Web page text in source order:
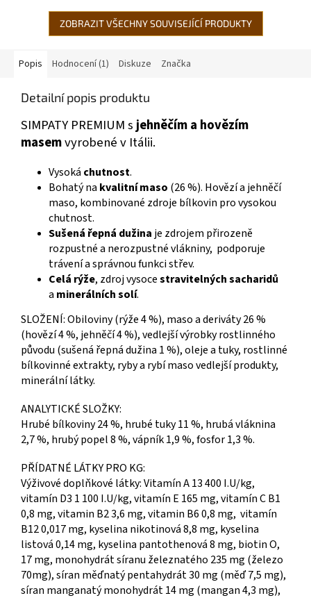
ZOBRAZIT VŠECHNY SOUVISEJÍCÍ PRODUKTY
Popis Hodnocení (1) Diskuze Značka
Detailní popis produktu
SIMPATY PREMIUM s jehněčím a hovězím
masemvyrobené v Itálii.
Vysoká chutnost.
Bohatý na kvalitní maso (26 %). Hovězí a jehněčí
maso, kombinované zdroje bílkovin pro vysokou
chutnost.
Sušená řepná dužina je zdrojem přirozeně
rozpustné a nerozpustné vlákniny, podporuje
trávení a správnou funkci střev.
Celá rýže, zdroj vysocestravitelných sacharidů
a minerálních solí.
SLOŽENÍ: Obiloviny (rýže 4 %), maso a deriváty 26 %
(hovězí 4 %, jehněčí 4 %), vedlejší výrobky rostlinného
původu (sušená řepná dužina 1 %), oleje a tuky, rostlinné
bílkovinné extrakty, ryby a rybí maso vedlejší produkty,
minerální látky.
ANALYTICKÉ SLOŽKY:
Hrubé bílkoviny 24 %, hrubé tuky 11 %, hrubá vláknina
2,7 %, hrubý popel 8 %, vápník 1,9 %, fosfor 1,3 %.
PŘÍDATNÉ LÁTKY PRO KG:
Výživové doplňkové látky: Vitamín A 13 400 I.U/kg,
vitamín D3 1 100 I.U/kg, vitamín E 165 mg, vitamín C B1
0,8 mg, vitamin B2 3,6 mg, vitamin B6 0,8 mg, vitamín
B12 0,017 mg, kyselina nikotinová 8,8 mg, kyselina
listová 0,14 mg, kyselina pantothenová 8 mg, biotin O,
17 mg, monohydrát síranu železnatého 235 mg (železo
70mg), síran měďnatý pentahydrát 30 mg (měď 7,5 mg),
síran manganatý monohydrát 14 mg (mangan 4,3 mg),